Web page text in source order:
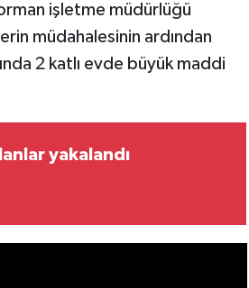
işletme müdürlüğü
müdahalesinin ardından
2 katlı evde büyük maddi
yakalandı